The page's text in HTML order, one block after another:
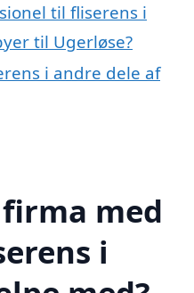
til fliserens i
til Ugerløse?
i andre dele af
med
i